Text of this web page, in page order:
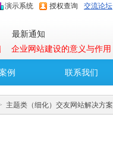
交流论坛
授权查询
演示系统
最新通知
企业网站建设的意义与作用
O2O婚恋交友解决方案
B2B婚恋交友解决方案
例 联系我们
主题类（细化）交友网站解决方案